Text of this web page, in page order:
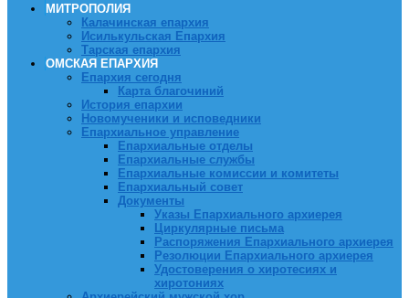
МИТРОПОЛИЯ
Калачинская епархия
Исилькульская Епархия
Тарская епархия
ОМСКАЯ ЕПАРХИЯ
Епархия сегодня
Карта благочиний
История епархии
Новомученики и исповедники
Епархиальное управление
Епархиальные отделы
Епархиальные службы
Епархиальные комиссии и комитеты
Епархиальный совет
Документы
Указы Епархиального архиерея
Циркулярные письма
Распоряжения Епархиального архиерея
Резолюции Епархиального архиерея
Удостоверения о хиротесиях и
хиротониях